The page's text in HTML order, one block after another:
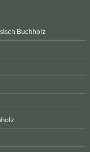
Buchholz